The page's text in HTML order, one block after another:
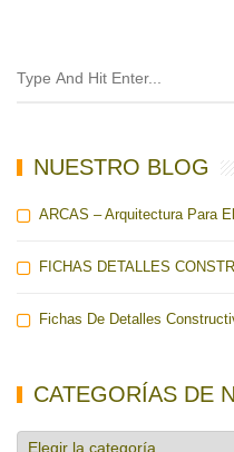
NUESTRO BLOG
ARCAS – Arquitectura Para
FICHAS DETALLES
Fichas De Detalles
CATEGORÍAS DE
Categorías